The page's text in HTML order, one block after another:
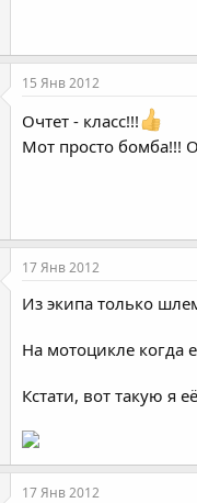
15 Янв 2012
Очтет - класс!!!
Мот просто бомба!!!
17 Янв 2012
Из экипа только
На мотоцикле когда
Кстати, вот такую я
17 Янв 2012